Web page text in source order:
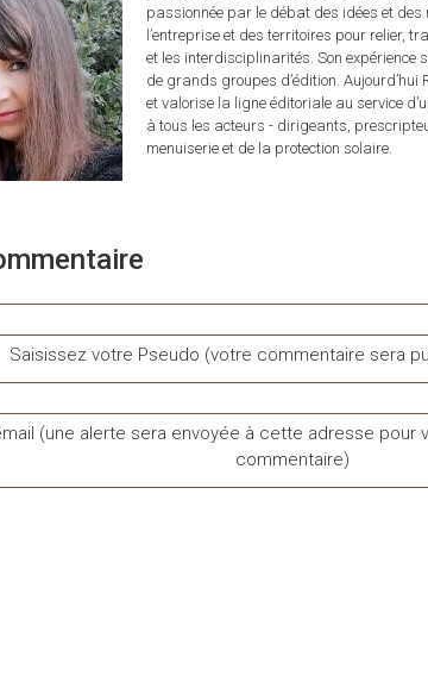
passionnée par le débat des idées et
l’entreprise et des territoires pour relier,
et les interdisciplinarités. Son expérience
de grands groupes d’édition.
et valorise la ligne éditoriale au service
à tous les acteurs - dirigeants,
menuiserie et de la protection solaire.
Saisissez votre Pseudo (votre commentaire sera
(une alerte sera envoyée à cette adresse pour
commentaire)